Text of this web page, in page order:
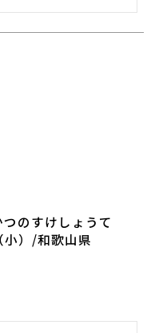
つのすけしょうて
小）/和歌山県